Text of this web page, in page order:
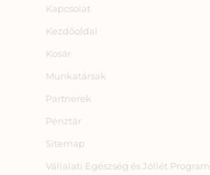
Kapcsolat
Kezdőoldal
Kosár
Munkatársak
Partnerek
Pénztár
Sitemap
Vállalati Egészség és Jóllét Program